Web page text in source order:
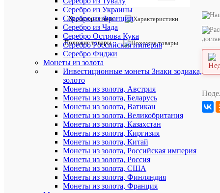
Серебро из Украины
Серебро из Франции
Серебро из Чада
Серебро Острова Кука
Серебро Российская империя
Серебро Фиджи
Монеты из золота
Инвестиционные монеты Знаки зодиака,
золото
Монеты из золота, Австрия
Монеты из золота, Беларусь
Монеты из золота, Ватикан
Монеты из золота, Великобритания
Монеты из золота, Казахстан
Монеты из золота, Киргизия
Монеты из золота, Китай
Монеты из золота, Российская империя
Монеты из золота, Россия
Монеты из золота, США
Монеты из золота, Финляндия
Монеты из золота, Франция
Характеристики
Похожие товары
отзыв
Артикул: